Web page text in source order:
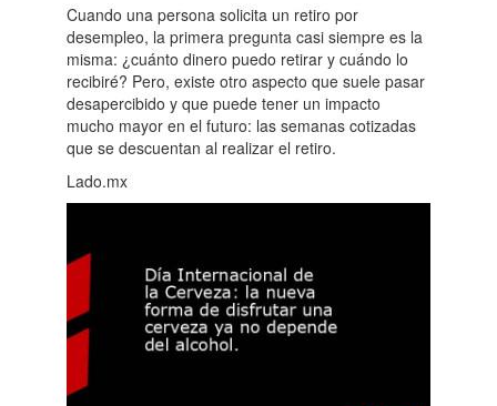
Cuando una persona solicita un retiro por
desempleo, la primera pregunta casi siempre es la
misma: ¿cuánto dinero puedo retirar y cuándo lo
recibiré? Pero, existe otro aspecto que suele pasar
desapercibido y que puede tener un impacto
mucho mayor en el futuro: las semanas cotizadas
que se descuentan al realizar el retiro.
Lado.mx